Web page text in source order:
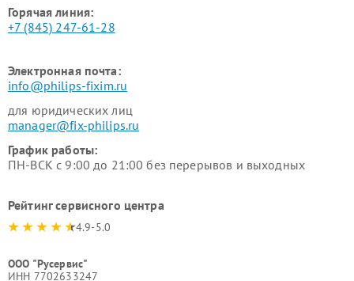
Горячая линия:
+7 (845) 247-61-28
Электронная почта:
info@philips-fixim.ru
для юридических лиц
manager@fix-philips.ru
График работы:
ПН-ВСК с 9:00 до 21:00 без перерывов и выходных
Рейтинг сервисного центра
4.9-5.0
ООО "Русервис"
ИНН 7702633247